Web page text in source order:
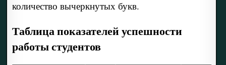
количество вычеркнутых букв.
Таблица показателей успешности
работы студентов